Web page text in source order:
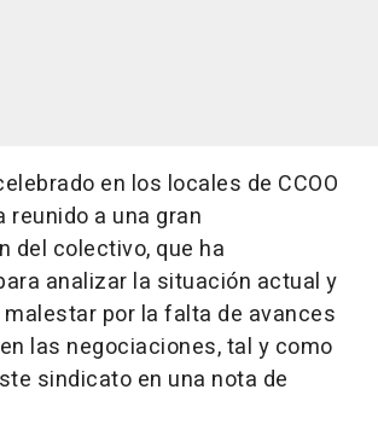
en los locales de CCOO
reunido a una gran
del colectivo, que ha
analizar la situación actual y
por la falta de avances
las negociaciones, tal y como
sindicato en una nota de